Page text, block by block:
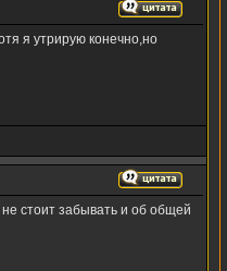
я утрирую конечно,но
не стоит забывать и об общей